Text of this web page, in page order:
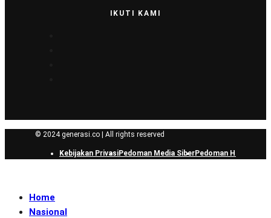
IKUTI KAMI
© 2024 generasi.co | All rights reserved
Kebijakan PrivasiPedoman Media SiberPedoman Hak Jawab
Home
Nasional